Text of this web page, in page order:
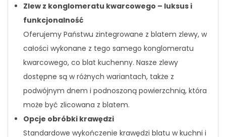
Zlew z konglomeratu kwarcowego – luksus i
funkcjonalność
Oferujemy Państwu zintegrowane z blatem zlewy, w
całości wykonane z tego samego konglomeratu
kwarcowego, co blat kuchenny. Nasze zlewy
dostępne są w różnych wariantach, także z
podwójnym dnem i podnoszoną powierzchnią, która
może być zlicowana z blatem.
Opcje obróbki krawędzi
Standardowe wykończenie krawędzi blatu w kuchni i